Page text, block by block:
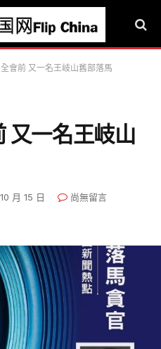
會前 又一名王岐山舊部落馬
又一名王岐山
月 15 日
尚無留言